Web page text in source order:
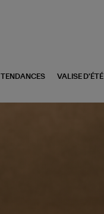
TENDANCES VALISE D'ÉTÉ